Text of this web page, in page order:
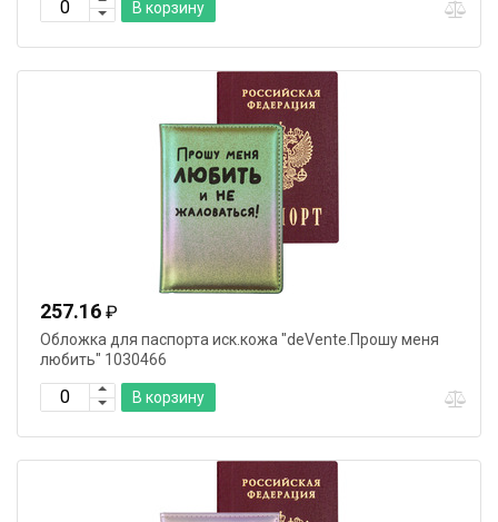
В корзину
257.16 ₽
Обложка для паспорта иск.кожа "deVente.Прошу меня
любить" 1030466
В корзину